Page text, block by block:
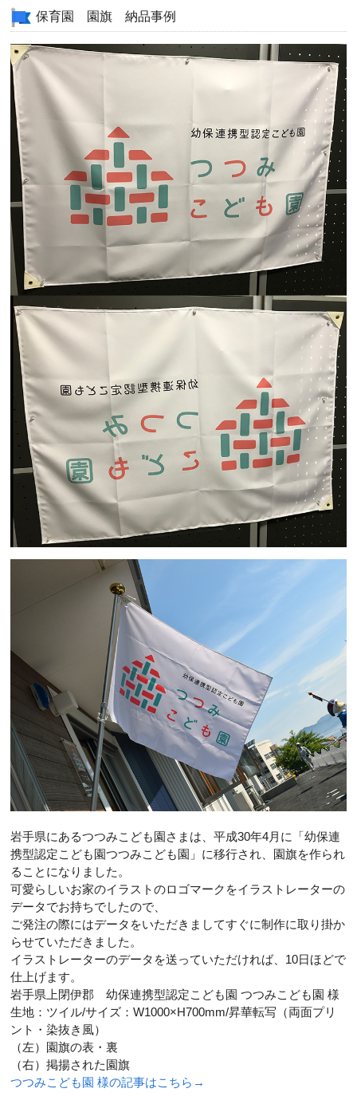
保育園 園旗 納品事例
岩手県にあるつつみこども園さまは、平成30年4月に「幼保連
携型認定こども園つつみこども園」に移行され、園旗を作られ
ることになりました。
可愛らしいお家のイラストのロゴマークをイラストレーターの
データでお持ちでしたので、
ご発注の際にはデータをいただきましてすぐに制作に取り掛か
らせていただきました。
イラストレーターのデータを送っていただければ、10日ほどで
仕上げます。
岩手県上閉伊郡 幼保連携型認定こども園 つつみこども園 様
生地：ツイル/サイズ：W1000×H700mm/昇華転写（両面プリ
ント・染抜き風）
（左）園旗の表・裏
（右）掲揚された園旗
つつみこども園 様の記事はこちら→